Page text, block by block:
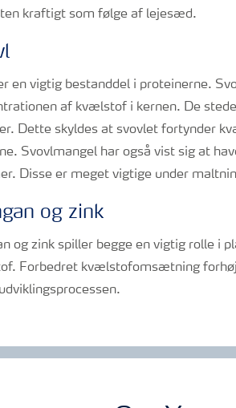
kraftigt som følge af lejesæd.
en vigtig bestanddel i proteinerne.
af kvælstof i kernen. De
Dette skyldes at svovlet fortynder
Svovlmangel har også vist sig at
Disse er meget vigtige under
og zink
og zink spiller begge en vigtig rolle i
Forbedret kvælstofomsætning